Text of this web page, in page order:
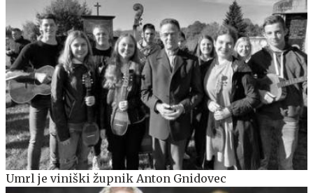
Umrl je viniški župnik Anton Gnidovec